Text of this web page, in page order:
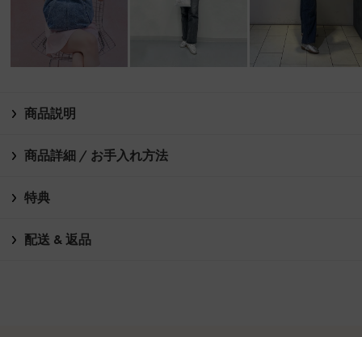
商品説明
商品詳細 / お手入れ方法
特典
配送 & 返品